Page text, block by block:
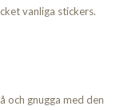
vanliga stickers.
och gnugga med den